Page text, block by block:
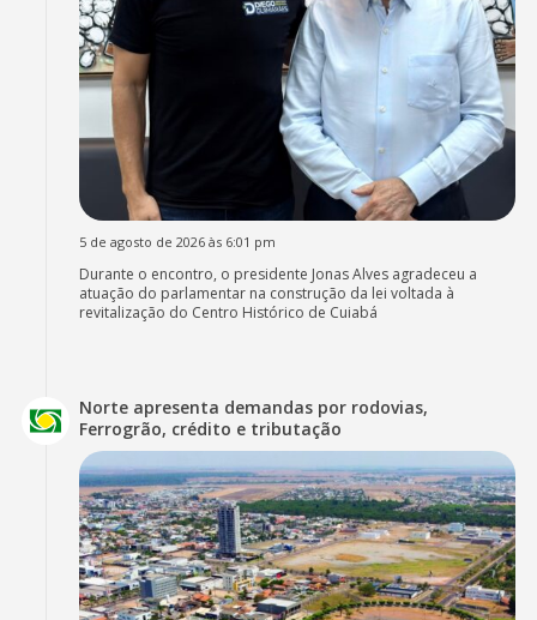
5 de agosto de 2026 às 6:01 pm
Durante o encontro, o presidente Jonas Alves agradeceu a
atuação do parlamentar na construção da lei voltada à
revitalização do Centro Histórico de Cuiabá
Norte apresenta demandas por rodovias,
Ferrogrão, crédito e tributação